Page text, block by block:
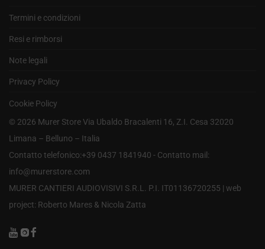
Termini e condizioni
Resi e rimborsi
Note legali
Privacy Policy
Cookie Policy
© 2026 Murer Store Via Ubaldo Bracalenti 16, Z.I. Cesa 32020
Limana – Belluno – Italia
Contatto telefonico:+39 0437 1841940 - Contatto mail:
info@murerstore.com
MURER CANTIERI AUDIOVISIVI S.R.L. P.I. IT01136720255 | web
project: Roberto Mares & Nicola Zatta